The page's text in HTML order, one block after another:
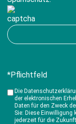
*Pflichtfeld
Die
der elektronischen
Daten für den Zweck
Sie: Diese Einwilligung
jederzeit für die